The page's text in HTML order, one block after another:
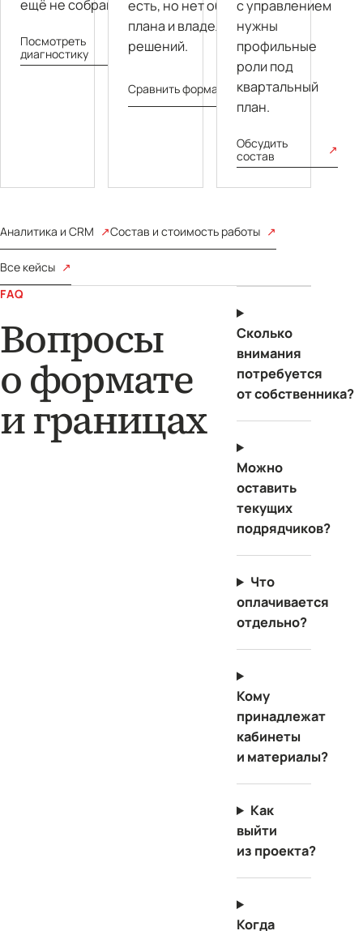
ещё не собраны.
Посмотреть
диагностику
есть, но нет общего
плана и владельца
решений.
Сравнить формат
с управлением
нужны
профильные
роли под
квартальный
план.
Обсудить
состав
Аналитика и CRM Состав и стоимость работы
Все кейсы
FAQ
Вопросы
о формате
и границах
Сколько
внимания
потребуется
от собственника?
Можно
оставить
текущих
подрядчиков?
Что
оплачивается
отдельно?
Кому
принадлежат
кабинеты
и материалы?
Как
выйти
из проекта?
Когда